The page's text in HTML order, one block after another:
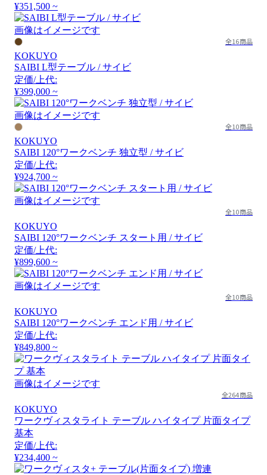
¥351,500 ~
画像はイメージです
全16商品
KOKUYO
SAIBI L型テーブル / サイビ
定価/上代:
¥399,000 ~
画像はイメージです
全10商品
KOKUYO
SAIBI 120°ワークベンチ 独立型 / サイビ
定価/上代:
¥924,700 ~
画像はイメージです
全10商品
KOKUYO
SAIBI 120°ワークベンチ スタート用 / サイビ
定価/上代:
¥899,600 ~
画像はイメージです
全10商品
KOKUYO
SAIBI 120°ワークベンチ エンド用 / サイビ
定価/上代:
¥849,800 ~
画像はイメージです
全264商品
KOKUYO
ワークヴィスタライト テーブル ハイタイプ 片面タイプ
基本
定価/上代:
¥234,400 ~